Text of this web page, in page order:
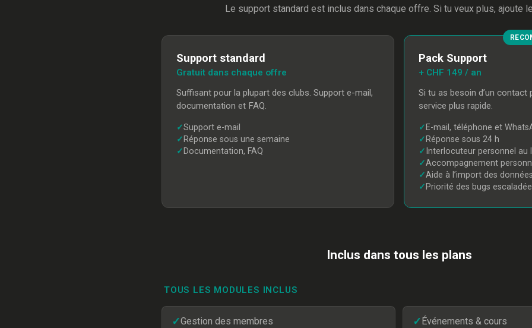
Le support standard est inclus dans chaque offre. Si tu veux plus, ajoute
Support standard
Gratuit dans chaque offre
Suffisant pour la plupart des clubs. Support e-mail,
documentation et FAQ.
✓Support e-mail
✓ Réponse sous une semaine
✓ Documentation, FAQ
Pack Support
+ CHF 149 / an
Si tu as besoin d’un contact
service plus rapide.
✓ E-mail, téléphone et
✓ Réponse sous 24 h
✓ Interlocuteur personnel au
✓Accompagnement
✓Aide à l’import des
✓ Priorité des bugs escaladée
Inclus dans tous les plans
TOUS LES MODULES INCLUS
✓Gestion des membres ✓Événements & cours